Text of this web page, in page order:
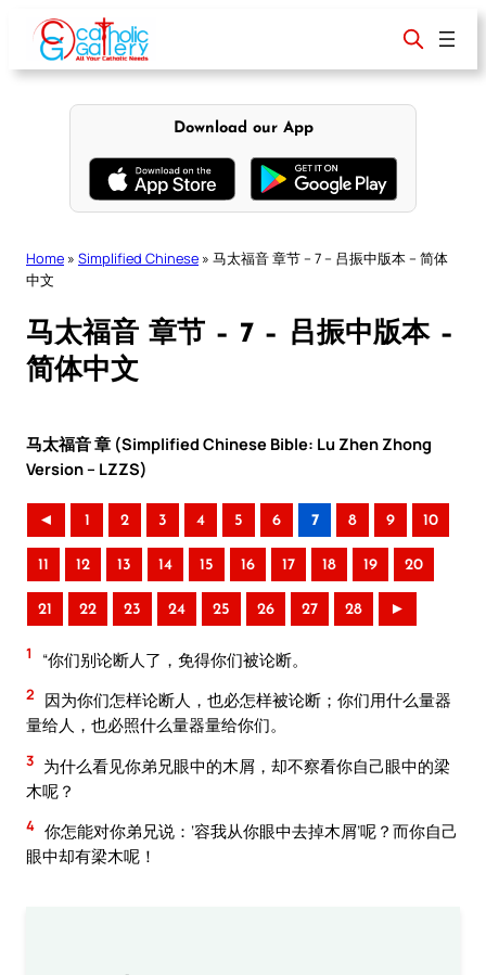
content
Download our App
Home » Simplified Chinese » 马太福音 章节 – 7 – 吕振中版本 – 简体
中文
马太福音 章节 – 7 – 吕振中版本 –
简体中文
马太福音 章 (Simplified Chinese Bible: Lu Zhen Zhong
Version – LZZS)
◄ 1 2 3 4 5 6 7 8 9 10
11 12 13 14 15 16 17 18 19 20
21 22 23 24 25 26 27 28 ►
1 “你们别论断人了，免得你们被论断。
2
因为你们怎样论断人，也必怎样被论断；你们用什么量器
量给人，也必照什么量器量给你们。
3 为什么看见你弟兄眼中的木屑，却不察看你自己眼中的梁
木呢？
4 你怎能对你弟兄说：‘容我从你眼中去掉木屑’呢？而你自己
眼中却有梁木呢！